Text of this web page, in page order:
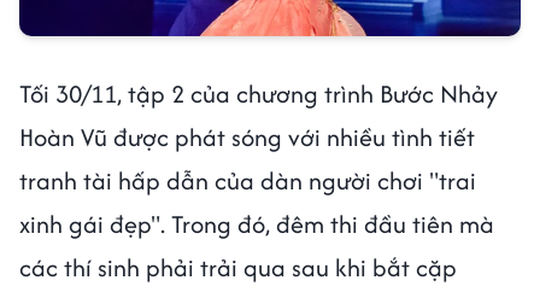
Tối 30/11, tập 2 của chương trình Bước Nhảy
Hoàn Vũ được phát sóng với nhiều tình tiết
tranh tài hấp dẫn của dàn người chơi "trai
xinh gái đẹp". Trong đó, đêm thi đầu tiên mà
các thí sinh phải trải qua sau khi bắt cặp